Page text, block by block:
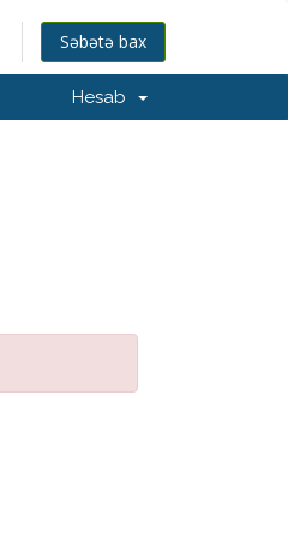
Səbətə bax
Hesab